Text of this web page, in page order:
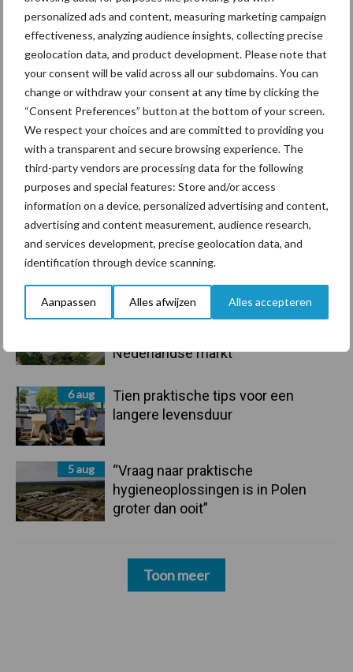
personalized ads and content, measuring marketing campaign
effectiveness, analyzing audience insights, collecting precise
geolocation data, and product development. Please note that
your consent will be valid across all our subdomains. You can
change or withdraw your consent at any time by clicking the
“Consent Preferences” button at the bottom of your screen.
We respect your choices and are committed to providing you
with a transparent and secure browsing experience. The
third-party vendors are processing data for the following
purposes and special features: Store and/or access
information on a device, personalized advertising and content,
advertising and content measurement, audience research,
and services development, precise geolocation data, and
identification through device scanning.
Aanpassen Alles afwijzen Alles accepteren
Primaire
Sidebar
Recent nieuws Partner nieuws
7 aug
Grondstoffenmarkt blijft grillig:
droogte en geopolitiek houden
handel in de greep
7 aug
De speenhuid: een vaak
onderschatte risicofactor voor
mastitis
ForFarmers ziet volume en
Nederlandse markt
6 aug
Tien praktische tips voor een
langere levensduur
5 aug
“Vraag naar praktische
hygieneoplossingen is in Polen
groter dan ooit”
Toon meer
Toon meer